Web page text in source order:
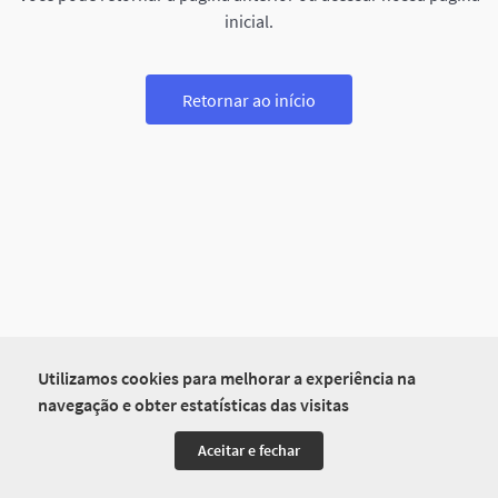
Utilizamos cookies para melhorar a experiência na
navegação e obter estatísticas das visitas
Aceitar e fechar
inicial.
Retornar ao início